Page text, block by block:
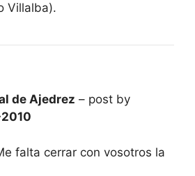
Villalba).
de Ajedrez – post by
falta cerrar con vosotros la